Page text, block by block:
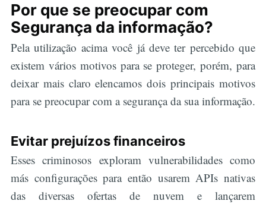
Por que se preocupar com
Segurança da informação?
Pela utilização acima você já deve ter percebido que
existem vários motivos para se proteger, porém, para
deixar mais claro elencamos dois principais motivos
para se preocupar com a segurança da sua informação.
Evitar prejuízos financeiros
Esses criminosos exploram vulnerabilidades como
más configurações para então usarem APIs nativas
das diversas ofertas de nuvem e lançarem